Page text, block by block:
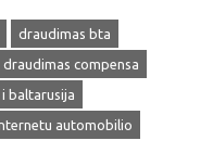
draudimas bta
draudimas compensa
baltarusija
automobilio